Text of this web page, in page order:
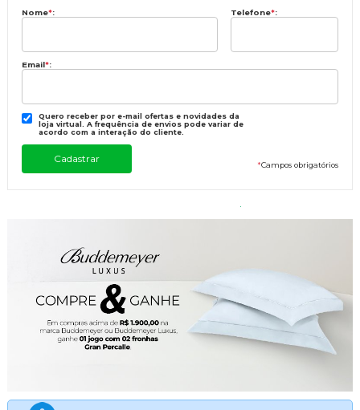
Nome*: Telefone*:
Email*:
Quero receber por e-mail ofertas e novidades da
loja virtual. A frequência de envios pode variar de
acordo com a interação do cliente.
*Campos obrigatórios